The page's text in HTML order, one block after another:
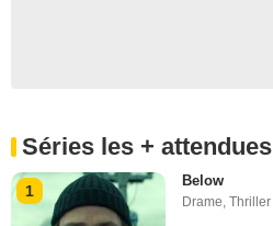
Séries les + attendues
1
Below
Drame ,Thriller